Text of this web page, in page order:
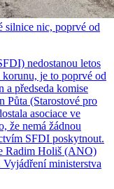
silnice nic, poprvé od
nedostanou letos
je to poprvé od
předseda komise
Půta (Starostové pro
asociace ve
že nemá žádnou
SFDI poskytnout.
Radim Holiš (ANO)
ministerstva